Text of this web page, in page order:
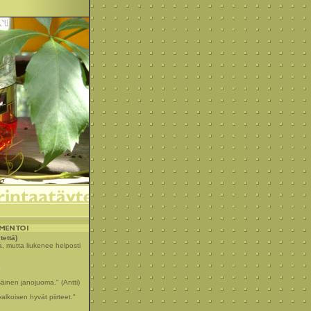
mutta liukenee helposti
janojuoma." (Antti)
hyvät piirteet."